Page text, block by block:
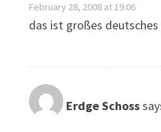
February 28, 2008 at 19:06
das ist großes
Erdge Schoss